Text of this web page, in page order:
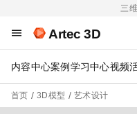
三
Artec 3D
内容中心案例 学习中心视频
首页 3D模型 艺术设计